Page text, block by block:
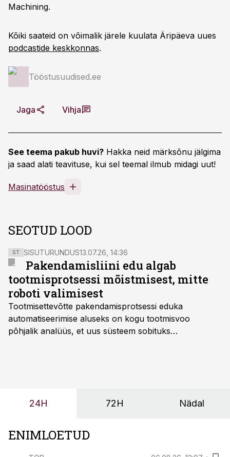
Machining.
Kõiki saateid on võimalik järele kuulata Äripäeva uues
podcastide keskkonnas.
Tööstusuudised.ee
Jaga Vihja
See teema pakub huvi? Hakka neid märksõnu jälgima
ja saad alati teavituse, kui sel teemal ilmub midagi uut!
Masinatööstus
SEOTUD LOOD
ST SISUTURUNDUS13.07.26, 14:36
Pakendamisliini edu algab
tootmisprotsessi mõistmisest, mitte
roboti valimisest
Tootmisettevõtte pakendamisprotsessi eduka
automatiseerimise aluseks on kogu tootmisvoo
põhjalik analüüs, et uus süsteem sobituks
OÜ tegevjuht Sander Mitendorf.
24H 72H Nädal
ENIMLOETUD